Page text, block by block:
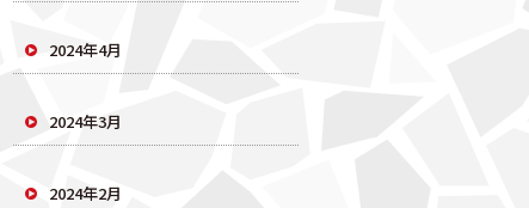
2024年4月
2024年3月
2024年2月